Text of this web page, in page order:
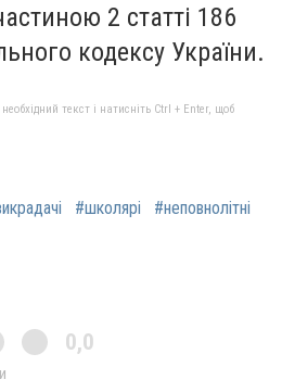
2 статті 186
кодексу України.
текст і натисніть Ctrl + Enter, щоб
#школярі #неповнолітні
0,0